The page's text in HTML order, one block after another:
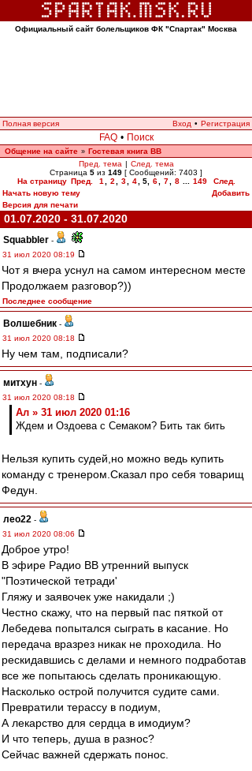
Официальный сайт болельщиков ФК "Спартак" Москва
Полная версия Вход • Регистрация
FAQ • Поиск
Общение на сайте » Гостевая книга ВВ
Пред. тема | След. тема
Страница 5 из 149 [ Сообщений: 7403 ]
На страницу Пред. 1 2 3 4 5, 6 7 8 149
След.
Начать новую тему
Добавить
Версия для печати
01.07.2020 - 31.07.2020
Squabbler -
31 июл 2020 08:19
Чот я вчера уснул на самом интересном месте
Продолжаем разговор?))
Последнее сообщение
Волшебник -
31 июл 2020 08:18
Ну чем там, подписали?
митхун -
31 июл 2020 08:18
Ал » 31 июл 2020 01:16
Ждем и Оздоева с Семаком? Бить так бить
Нельзя купить судей,но можно ведь купить
команду с тренером.Сказал про себя товарищ
Федун.
лео22 -
31 июл 2020 08:06
Доброе утро!
В эфире Радио ВВ утренний выпуск
"Поэтической тетради'
Гляжу и заявочек уже накидали ;)
Честно скажу, что на первый пас пяткой от
Лебедева попытался сыграть в касание. Но
передача вразрез никак не проходила. Но
рескидавшись с делами и немного подработав
все же попытаюсь сделать проникающую.
Насколько острой получится судите сами.
Превратили терассу в подиум,
А лекарство для сердца в имодиум?
И что теперь, душа в разнос?
Сейчас важней сдержать понос.